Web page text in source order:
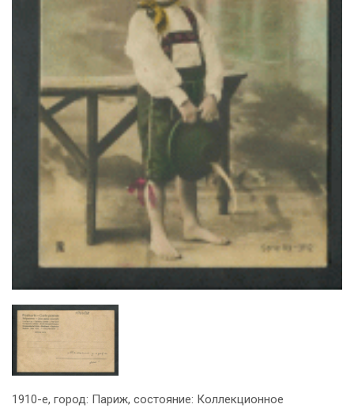
1910-е, город: Париж, состояние: Коллекционное